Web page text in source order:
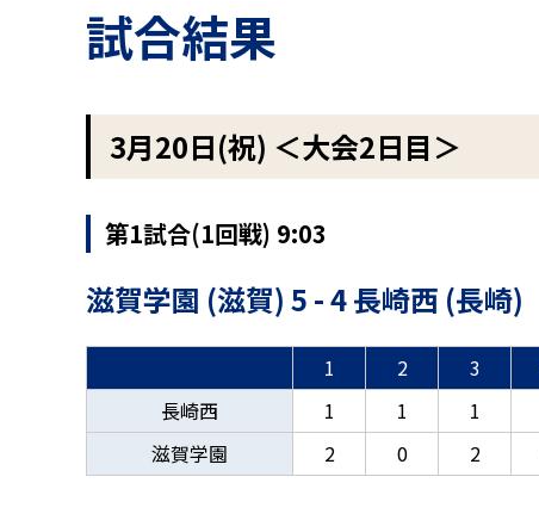
試合結果
3月20日(祝) ＜大会2日目＞
第1試合(1回戦) 9:03
滋賀学園 (滋賀) 5 - 4 長崎西 (長崎)
1 2 3
長崎西
1 1 1
滋賀学園
2 0 2